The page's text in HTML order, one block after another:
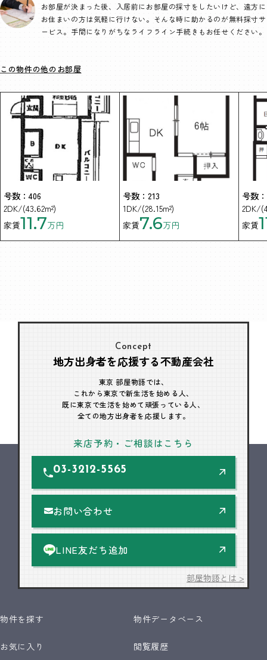
お部屋が決まった後、入居前にお部屋の採寸をしたいけど、遠方に
お住まいの方は気軽に行けない。そんな時に助かるのが無料採寸サ
ービス。手間になりがちなライフライン手続きもお任せください。
この物件の他のお部屋
号数：406
2DK/(43.62m²)
家賃11.7万円
号数：213
1DK/(28.15m²)
家賃7.6万円
号数
2DK/
家賃
Concept
地方出身者を応援する不動産会社
東京 部屋物語では、
これから東京で新生活を始める人、
既に東京で生活を始めて頑張っている人、
全ての地方出身者を応援します。
来店予約・ご相談はこちら
03-3212-5565
お問い合わせ
LINE友だち追加
部屋物語とは >
物件を探す 物件データベース
お気に入り 閲覧履歴